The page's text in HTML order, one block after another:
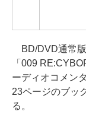
BD/DVD通常版
「009
ーディオコメン
23ページのブッ
る。